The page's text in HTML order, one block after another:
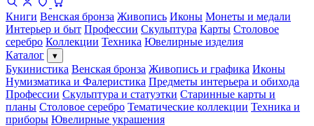
Книги Венская бронза Живопись Иконы Монеты и медали
Интерьер и быт Профессии Скульптура Карты Столовое
серебро Коллекции Техника Ювелирные изделия
Каталог
▾
Букинистика Венская бронза Живопись и графика Иконы
Нумизматика и Фалеристика Предметы интерьера и обихода
Профессии Скульптура и статуэтки Старинные карты и
планы Столовое серебро Тематические коллекции Техника и
приборы Ювелирные украшения